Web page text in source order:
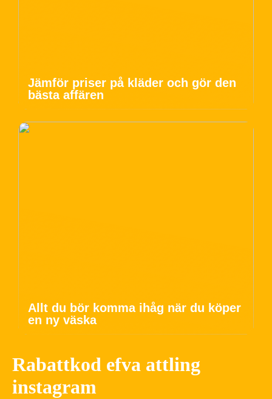
Jämför priser på kläder och gör den
bästa affären
Allt du bör komma ihåg när du köper
en ny väska
Rabattkod efva attling
instagram